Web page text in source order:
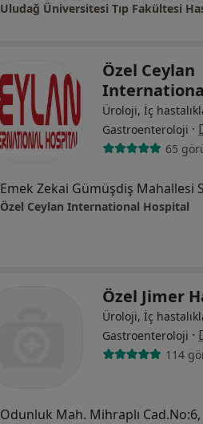
Uludağ Üniversitesi Tıp Fakültesi
Özel Ceylan
Üroloji, İç
Gastroenteroloji ·
65
Özel Ceylan International Hospital
Özel Jimer
Üroloji, İç
Gastroenteroloji ·
114
Odunluk Mah. Mihraplı